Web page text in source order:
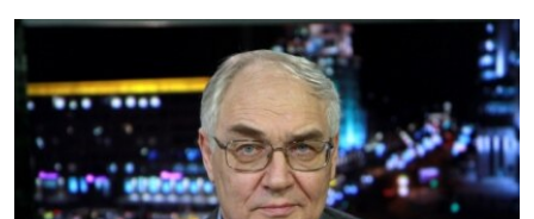
КИТАЙ.ВИКЛИКИ
МУЛЬТИМЕДІА
СПЕЦПРОЄКТИ
ПОДКАСТИ